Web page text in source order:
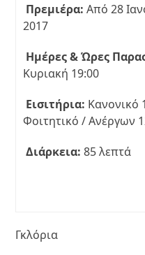
Πρεμιέρα: Από 28
2017
Ημέρες & Ώρες
Κυριακή 19:00
Εισιτήρια: Κανονικό
Φοιτητικό / Ανέργων
Διάρκεια: 85 λεπτά
Γκλόρια